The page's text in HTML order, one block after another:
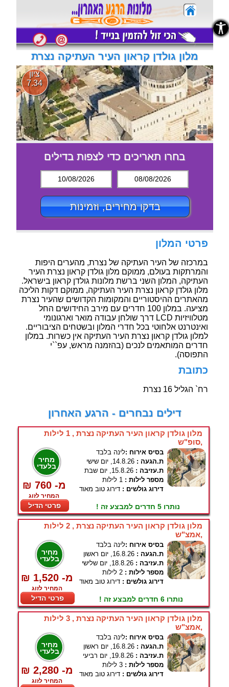
מלון גולדן קראון העיר העתיקה נצרת
ציון
7.34
בחרו תאריכים כדי לצפות בדילים
10/08/2026 08/08/2026
בדקו מחירים, וזמינות
פרטי המלון
במרכזה של העיר העתיקה של נצרת, מהערים היפות
והמרתקות בעולם, ממוקם מלון גולדן קראון נצרת העיר
העתיקה, המלון השני ברשת מלונות גולדן קראון בישראל.
מלון גולדן קראון נצרת העיר העתיקה, ממוקם דקות הליכה
מהאתרים ההיסטוריים והמקומות הקדושים שהעיר נצרת
מציעה. במלון 100 חדרים עם מירב החידושים החל
מטלוויזיות LCD דרך שולחן עבודה מואר וארגונומי
ואינטרנט אלחוטי בכל חדרי המלון ובשטחים הציבוריים.
למלון גולדן קראון נצרת העיר העתיקה אין כשרות. במלון
חדרים המותאמים לנכים (בהזמנה מראש, עפ``י
התפוסה).
כתובת
רח` הגליל 16 נצרת
דילים נבחרים - הרגע האחרון
מלון גולדן קראון העיר העתיקה נצרת , 1 לילות
,סופ"ש
מחיר
בלעדי
₪ 760 -מ
המחיר לזוג
פרטי הדיל
בסיס אירוח :לינה בלבד
ת.הגעה : 14.8.26, יום שישי
ת.עזיבה : 15.8.26, יום שבת
מספר לילות : 1 לילות
דירוג גולשים : דירוג טוב מאוד
נותרו 5 חדרים למבצע זה !
מלון גולדן קראון העיר העתיקה נצרת , 2 לילות
,אמצ"ש
מחיר
בלעדי
₪ 1,520 -מ
המחיר לזוג
פרטי הדיל
בסיס אירוח :לינה בלבד
ת.הגעה : 16.8.26, יום ראשון
ת.עזיבה : 18.8.26, יום שלישי
מספר לילות : 2 לילות
דירוג גולשים : דירוג טוב מאוד
נותרו 6 חדרים למבצע זה !
מלון גולדן קראון העיר העתיקה נצרת , 3 לילות
,אמצ"ש
מחיר
בלעדי
₪ 2,280 -מ
המחיר לזוג
בסיס אירוח :לינה בלבד
ת.הגעה : 16.8.26, יום ראשון
ת.עזיבה : 19.8.26, יום רביעי
מספר לילות : 3 לילות
דירוג גולשים : דירוג טוב מאוד
נגישות
נגישות